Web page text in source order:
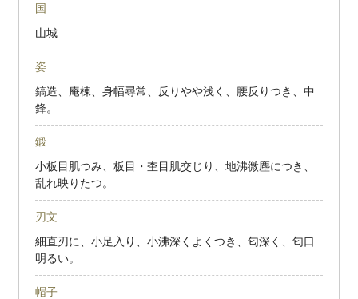
国
山城
姿
鎬造、庵棟、身幅尋常、反りやや浅く、腰反りつき、中
鋒。
鍛
小板目肌つみ、板目・杢目肌交じり、地沸微塵につき、
乱れ映りたつ。
刃文
細直刃に、小足入り、小沸深くよくつき、匂深く、匂口
明るい。
帽子